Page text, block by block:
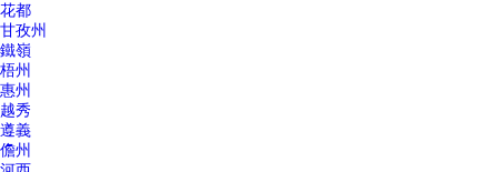
花都
甘孜州
鐵嶺
梧州
惠州
越秀
遵義
儋州